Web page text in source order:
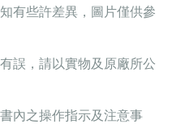
有些許差異，圖片僅供參
誤，請以實物及原廠所公
內之操作指示及注意事